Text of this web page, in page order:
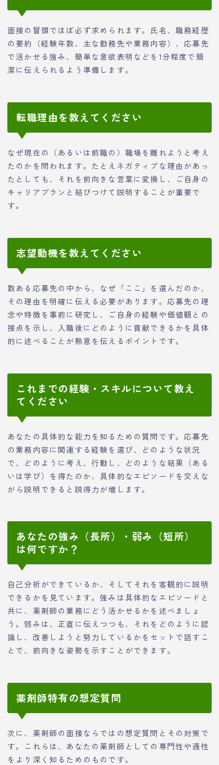
面接の冒頭でほぼ必ず求められます。氏名、職務経歴
の要約（経験年数、主な勤務先や業務内容）、応募先
で活かせる強み、簡単な意欲表明などを1分程度で簡
潔に伝えられるよう準備します。
転職理由を教えてください
なぜ現在の（あるいは前職の）職場を離れようと考え
たのかを問われます。たとえネガティブな理由があっ
たとしても、それを前向きな言葉に変換し、ご自身の
キャリアプランと結びつけて説明することが重要で
す。
志望動機を教えてください
数ある応募先の中から、なぜ「ここ」を選んだのか、
その理由を明確に伝える必要があります。応募先の理
念や特徴を事前に研究し、ご自身の経験や価値観との
接点を示し、入職後にどのように貢献できるかを具体
的に述べることが熱意を伝えるポイントです。
これまでの経験・スキルについて教え
てください
あなたの具体的な能力を知るための質問です。応募先
の業務内容に関連する経験を選び、どのような状況
で、どのように考え、行動し、どのような結果（ある
いは学び）を得たのか、具体的なエピソードを交えな
がら説明できると説得力が増します。
あなたの強み（長所）・弱み（短所）
は何ですか？
自己分析ができているか、そしてそれを客観的に説明
できるかを見ています。強みは具体的なエピソードと
共に、薬剤師の業務にどう活かせるかを述べましょ
う。弱みは、正直に伝えつつも、それをどのように認
識し、改善しようと努力しているかをセットで話すこ
とで、前向きな姿勢を示すことができます。
薬剤師特有の想定質問
次に、薬剤師の面接ならではの想定質問とその対策で
す。これらは、あなたの薬剤師としての専門性や適性
をより深く知るためのものです。